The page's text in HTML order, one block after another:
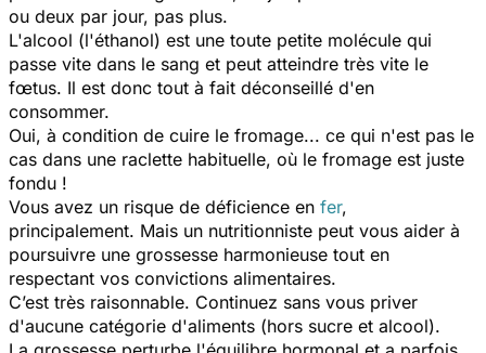
ou deux par jour, pas plus.
L'alcool (l'éthanol) est une toute petite molécule qui
passe vite dans le sang et peut atteindre très vite le
fœtus. Il est donc tout à fait déconseillé d'en
consommer.
Oui, à condition de cuire le fromage... ce qui n'est pas le
cas dans une raclette habituelle, où le fromage est juste
fondu !
Vous avez un risque de déficience en fer,
principalement. Mais un nutritionniste peut vous aider à
poursuivre une grossesse harmonieuse tout en
respectant vos convictions alimentaires.
C’est très raisonnable. Continuez sans vous priver
d'aucune catégorie d'aliments (hors sucre et alcool).